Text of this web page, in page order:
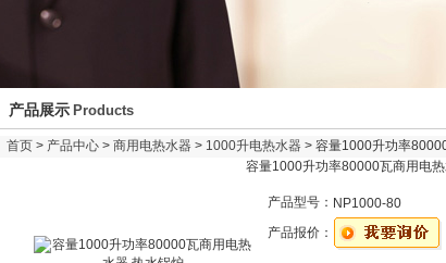
产品展示 Products
首页 > 产品中心 > 商用电热水器 > 1000升电热水器 > 容量1000升功率
容量1000升功率80000瓦商用电
产品型号： NP1000-80
产品报价：